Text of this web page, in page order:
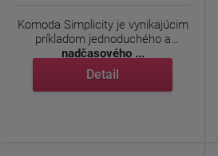
Komoda Simplicity je vynikajúcim
príkladom jednoduchého a
nadčasového ...
Detail